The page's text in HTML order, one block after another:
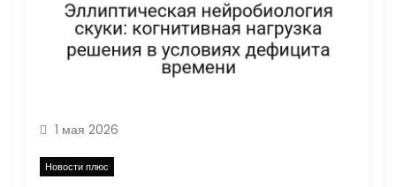
я
1 мая 2026
Новости плюс